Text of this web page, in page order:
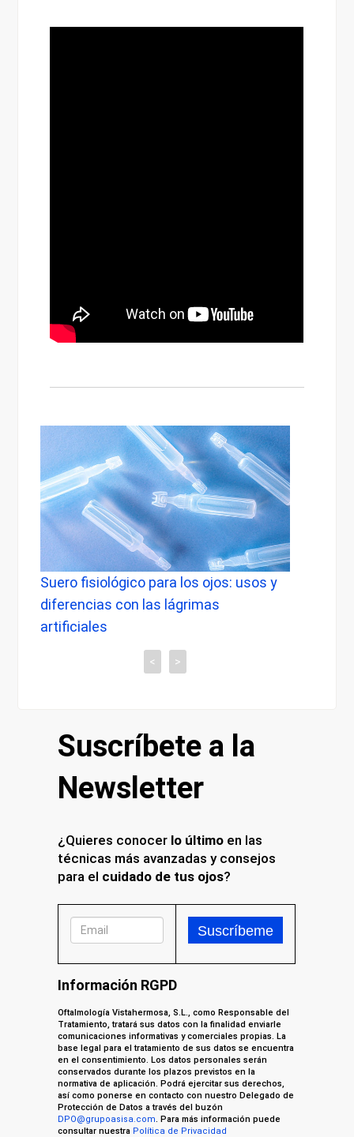
Suero fisiológico para los ojos: usos y
diferencias con las lágrimas
artificiales
< >
Suscríbete a la
Newsletter
¿Quieres conocer lo último en las
técnicas más avanzadas y consejos
para el cuidado de tus ojos?
Información RGPD
Oftalmología Vistahermosa, S.L., como Responsable del
Tratamiento, tratará sus datos con la finalidad enviarle
comunicaciones informativas y comerciales propias. La
base legal para el tratamiento de sus datos se encuentra
en el consentimiento. Los datos personales serán
conservados durante los plazos previstos en la
normativa de aplicación. Podrá ejercitar sus derechos,
así como ponerse en contacto con nuestro Delegado de
Protección de Datos a través del buzón
DPO@grupoasisa.com. Para más información puede
consultar nuestra Política de Privacidad